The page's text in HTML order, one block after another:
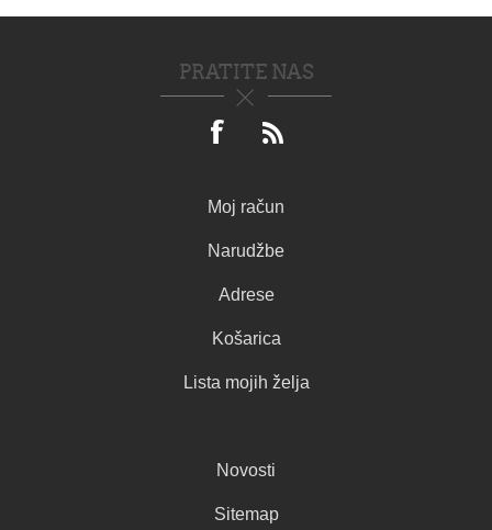
PRATITE NAS
Moj račun
Narudžbe
Adrese
Košarica
Lista mojih želja
Novosti
Sitemap